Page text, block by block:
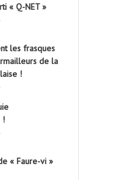
« Q-NET »
les frasques
de la
!
!
« Faure-vi »